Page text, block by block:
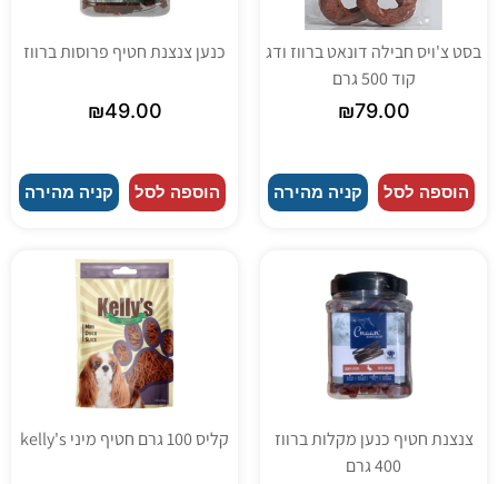
בסט צ'ויס חבילה דונאט ברווז ודג
קוד 500 גרם
₪79.00
הוספה לסל קניה מהירה
כנען צנצנת חטיף פרוסות ברווז
₪49.00
הוספה לסל קניה מהירה
צנצנת חטיף כנען מקלות ברווז
400 גרם
קליס 100 גרם חטיף מיני kelly's